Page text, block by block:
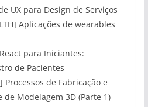
UX para Design de Serviços
Aplicações de wearables
para Iniciantes:
de Pacientes
Processos de Fabricação e
Modelagem 3D (Parte 1)